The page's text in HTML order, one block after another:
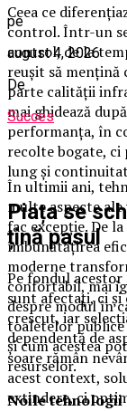
Ceea ce
control. Într-un
control, de la
reușit să
parte calității
mai ghidează
performanța, în
recolte bogate,
lung și
Piața se
țină pasul
Pe fondul
sunt afectați, ci
crescut, iar
dependentă de
soare rămân
acest context,
extindere, ci
pe
august 4, 2026
De
Succes
În ultimii ani,
multe aspecte
fac excepție. De
îmbunătățirea
moderne
confortabil, mai
despre modul în
toaletelor
și cum acestea
resurselor.
Noile tehnologii